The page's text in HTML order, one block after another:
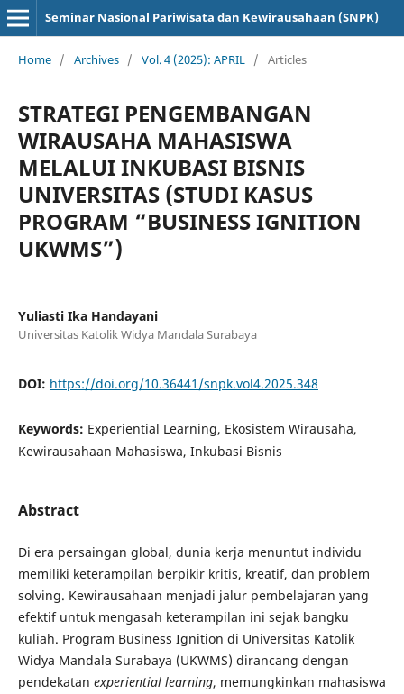
Seminar Nasional Pariwisata dan Kewirausahaan (SNPK)
Home / Archives / Vol. 4 (2025): APRIL / Articles
STRATEGI PENGEMBANGAN
WIRAUSAHA MAHASISWA
MELALUI INKUBASI BISNIS
UNIVERSITAS (STUDI KASUS
PROGRAM “BUSINESS IGNITION
UKWMS”)
Yuliasti Ika Handayani
Universitas Katolik Widya Mandala Surabaya
DOI: https://doi.org/10.36441/snpk.vol4.2025.348
Keywords: Experiential Learning, Ekosistem Wirausaha,
Kewirausahaan Mahasiswa, Inkubasi Bisnis
Abstract
Di era persaingan global, dunia kerja menuntut individu
memiliki keterampilan berpikir kritis, kreatif, dan problem
solving. Kewirausahaan menjadi jalur pembelajaran yang
efektif untuk mengasah keterampilan ini sejak bangku
kuliah. Program Business Ignition di Universitas Katolik
Widya Mandala Surabaya (UKWMS) dirancang dengan
pendekatan experiential learning, memungkinkan mahasiswa